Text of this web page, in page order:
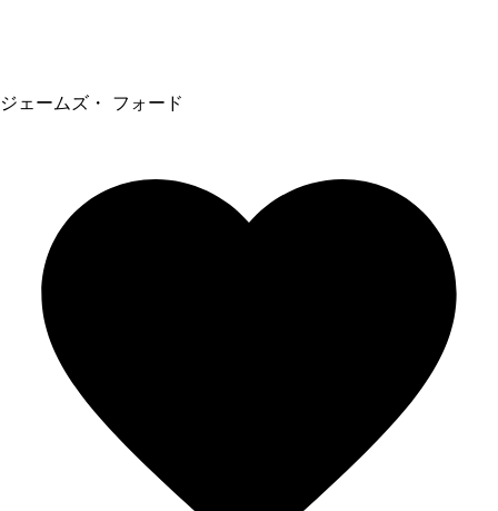
ジェームズ・ フォード